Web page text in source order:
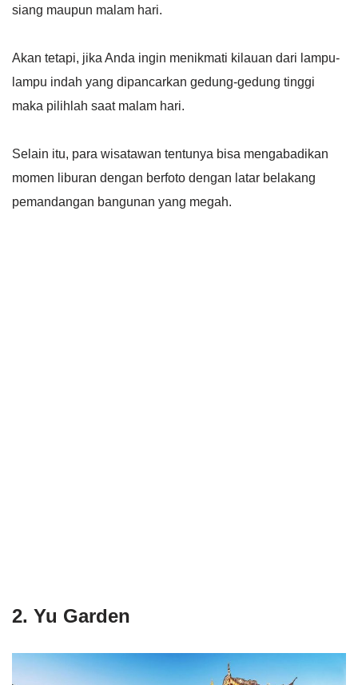
siang maupun malam hari.
Akan tetapi, jika Anda ingin menikmati kilauan dari lampu-
lampu indah yang dipancarkan gedung-gedung tinggi
maka pilihlah saat malam hari.
Selain itu, para wisatawan tentunya bisa mengabadikan
momen liburan dengan berfoto dengan latar belakang
pemandangan bangunan yang megah.
2. Yu Garden